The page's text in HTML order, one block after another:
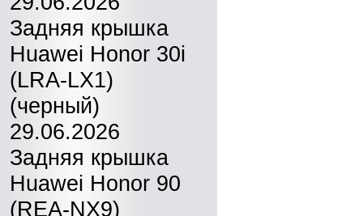
Задняя крышка
Huawei Honor 30i
(LRA-LX1)
(черный)
29.06.2026
Задняя крышка
Huawei Honor 90
(REA-NX9)